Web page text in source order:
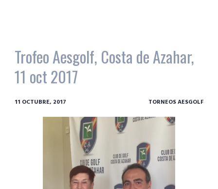
Trofeo Aesgolf, Costa de Azahar,
11 oct 2017
11 OCTUBRE, 2017 TORNEOS AESGOLF